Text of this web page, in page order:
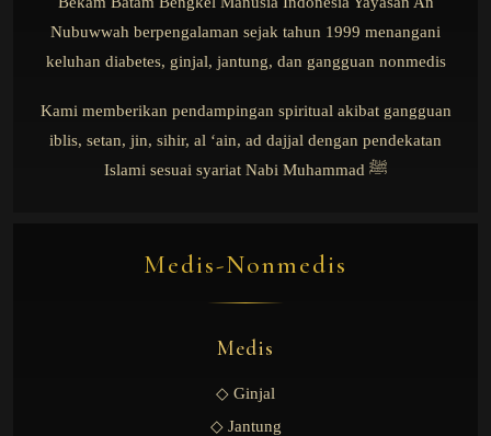
Nubuwwah berpengalaman sejak tahun 1999 menangani
keluhan diabetes, ginjal, jantung, dan gangguan nonmedis
Kami memberikan pendampingan spiritual akibat gangguan
iblis, setan, jin, sihir, al ‘ain, ad dajjal dengan pendekatan
Islami sesuai syariat Nabi Muhammad ﷺ
Medis-Nonmedis
Medis
◇ Ginjal
◇ Jantung